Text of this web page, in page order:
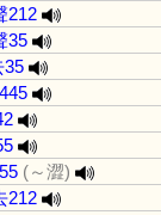
212
35
35
(～澀)
212